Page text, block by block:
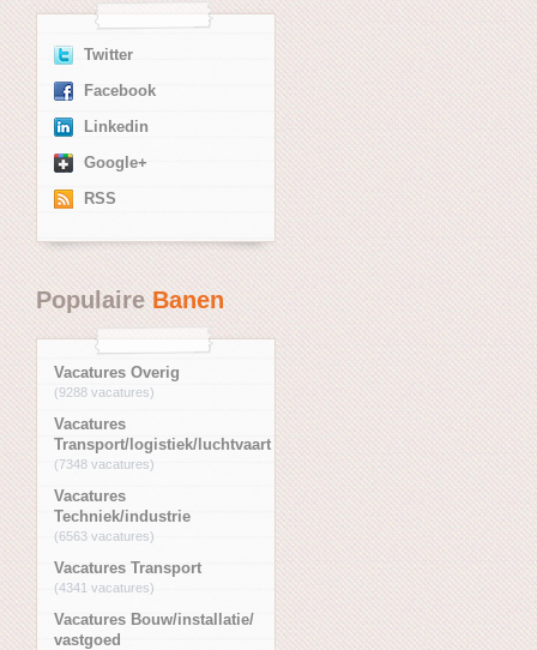
Twitter
Facebook
Linkedin
Google+
RSS
PopulaireBanen
Vacatures Overig
(9288 vacatures)
Vacatures
Transport/logistiek/luchtvaart
(7348 vacatures)
Vacatures
Techniek/industrie
(6563 vacatures)
Vacatures Transport
(4341 vacatures)
Vacatures Bouw/installatie/
vastgoed